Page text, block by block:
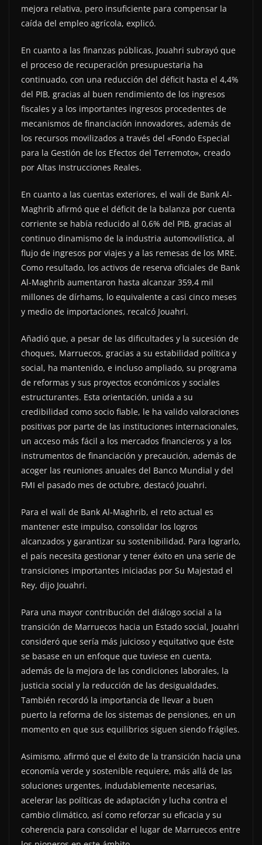
mejora relativa, pero insuficiente para compensar la
caída del empleo agrícola, explicó.
En cuanto a las finanzas públicas, Jouahri subrayó que
el proceso de recuperación presupuestaria ha
continuado, con una reducción del déficit hasta el 4,4%
del PIB, gracias al buen rendimiento de los ingresos
fiscales y a los importantes ingresos procedentes de
mecanismos de financiación innovadores, además de
los recursos movilizados a través del «Fondo Especial
para la Gestión de los Efectos del Terremoto», creado
por Altas Instrucciones Reales.
En cuanto a las cuentas exteriores, el wali de Bank Al-
Maghrib afirmó que el déficit de la balanza por cuenta
corriente se había reducido al 0,6% del PIB, gracias al
continuo dinamismo de la industria automovilística, al
flujo de ingresos por viajes y a las remesas de los MRE.
Como resultado, los activos de reserva oficiales de Bank
Al-Maghrib aumentaron hasta alcanzar 359,4 mil
millones de dírhams, lo equivalente a casi cinco meses
y medio de importaciones, recalcó Jouahri.
Añadió que, a pesar de las dificultades y la sucesión de
choques, Marruecos, gracias a su estabilidad política y
social, ha mantenido, e incluso ampliado, su programa
de reformas y sus proyectos económicos y sociales
estructurantes. Esta orientación, unida a su
credibilidad como socio fiable, le ha valido valoraciones
positivas por parte de las instituciones internacionales,
un acceso más fácil a los mercados financieros y a los
instrumentos de financiación y precaución, además de
acoger las reuniones anuales del Banco Mundial y del
FMI el pasado mes de octubre, destacó Jouahri.
Para el wali de Bank Al-Maghrib, el reto actual es
mantener este impulso, consolidar los logros
alcanzados y garantizar su sostenibilidad. Para lograrlo,
el país necesita gestionar y tener éxito en una serie de
transiciones importantes iniciadas por Su Majestad el
Rey, dijo Jouahri.
Para una mayor contribución del diálogo social a la
transición de Marruecos hacia un Estado social, Jouahri
consideró que sería más juicioso y equitativo que éste
se basase en un enfoque que tuviese en cuenta,
además de la mejora de las condiciones laborales, la
justicia social y la reducción de las desigualdades.
También recordó la importancia de llevar a buen
puerto la reforma de los sistemas de pensiones, en un
momento en que sus equilibrios siguen siendo frágiles.
Asimismo, afirmó que el éxito de la transición hacia una
economía verde y sostenible requiere, más allá de las
soluciones urgentes, indudablemente necesarias,
acelerar las políticas de adaptación y lucha contra el
cambio climático, así como reforzar su eficacia y su
coherencia para consolidar el lugar de Marruecos entre